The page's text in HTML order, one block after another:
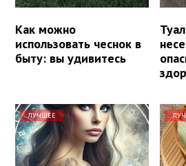
Как можно
использовать чеснок в
быту: вы удивитесь
ЛУЧШЕЕ